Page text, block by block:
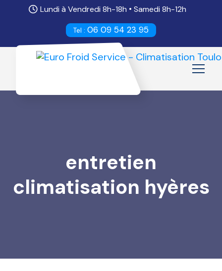
Lundi à Vendredi 8h-18h • Samedi 8h-12h
Tel : 06 09 54 23 95
entretien
climatisation hyères